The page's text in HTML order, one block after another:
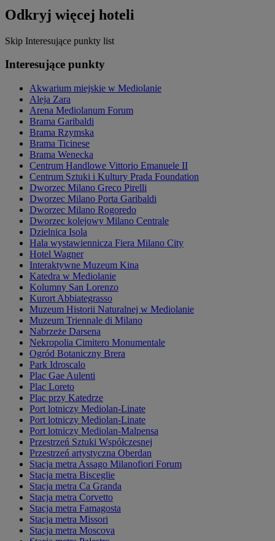
Odkryj więcej hoteli
Skip Interesujące punkty list
Interesujące punkty
Akwarium miejskie w Mediolanie
Aleja Zara
Arena Mediolanum Forum
Brama Garibaldi
Brama Rzymska
Brama Ticinese
Brama Wenecka
Centrum Handlowe Vittorio Emanuele II
Centrum Sztuki i Kultury Prada Foundation
Dworzec Milano Greco Pirelli
Dworzec Milano Porta Garibaldi
Dworzec Milano Rogoredo
Dworzec kolejowy Milano Centrale
Dzielnica Isola
Hala wystawiennicza Fiera Milano City
Hotel Wagner
Interaktywne Muzeum Kina
Katedra w Mediolanie
Kolumny San Lorenzo
Kurort Abbiategrasso
Muzeum Historii Naturalnej w Mediolanie
Muzeum Triennale di Milano
Nabrzeże Darsena
Nekropolia Cimitero Monumentale
Ogród Botaniczny Brera
Park Idroscalo
Plac Gae Aulenti
Plac Loreto
Plac przy Katedrze
Port lotniczy Mediolan-Linate
Port lotniczy Mediolan-Linate
Port lotniczy Mediolan-Malpensa
Przestrzeń Sztuki Współczesnej
Przestrzeń artystyczna Oberdan
Stacja metra Assago Milanofiori Forum
Stacja metra Bisceglie
Stacja metra Ca Granda
Stacja metra Corvetto
Stacja metra Famagosta
Stacja metra Missori
Stacja metra Moscova